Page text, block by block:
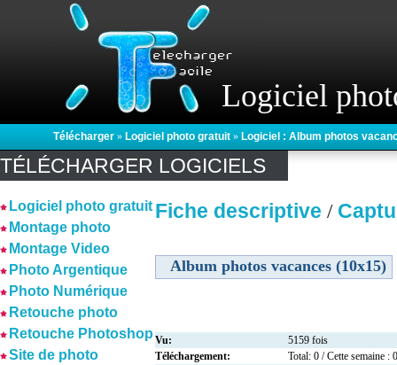
Logiciel
Télécharger » Logiciel photo gratuit » Logiciel : Album photos
TÉLÉCHARGER LOGICIELS
Logiciel photo gratuit
Montage photo
Montage Video
Photo Argentique
Photo Numérique
Retouche photo
Retouche Photoshop
Site de photo
Fiche descriptive /
Album photos vacances (10x15)
Vu:
5159 fois
Téléchargement:
Total: 0 / Cette semaine : 0